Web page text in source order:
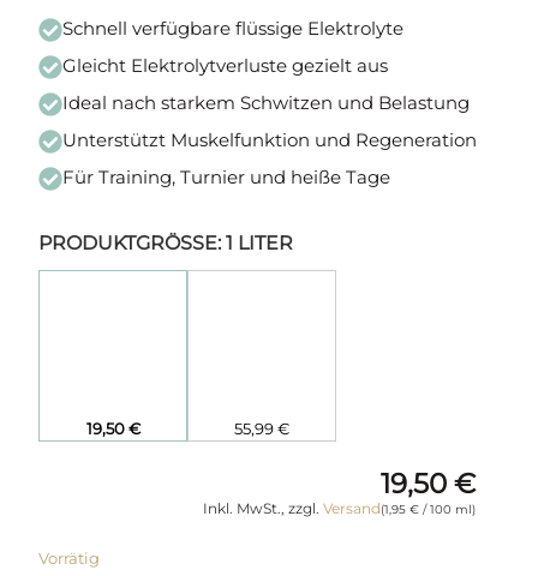
Schnell verfügbare flüssige Elektrolyte
Gleicht Elektrolytverluste gezielt aus
Ideal nach starkem Schwitzen und Belastung
Unterstützt Muskelfunktion und Regeneration
Für Training, Turnier und heiße Tage
PRODUKTGRÖSSE : 1 LITER
19,50€ 55,99€
19,50 €
Inkl. MwSt., zzgl. Versand(1,95 €/ 100 ml)
Vorrätig